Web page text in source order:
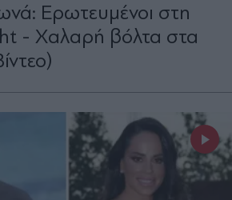
Ερωτευμένοι στη
- Χαλαρή βόλτα στα